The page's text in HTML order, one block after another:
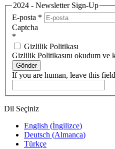
2024 - Newsletter Sign-Up
E-posta *
Captcha
*
Gizlilik Politikası
Gizlilik Politikasını okudum ve
Gönder
If you are human, leave this
Dil Seçiniz
English (İngilizce)
Deutsch (Almanca)
Türkçe